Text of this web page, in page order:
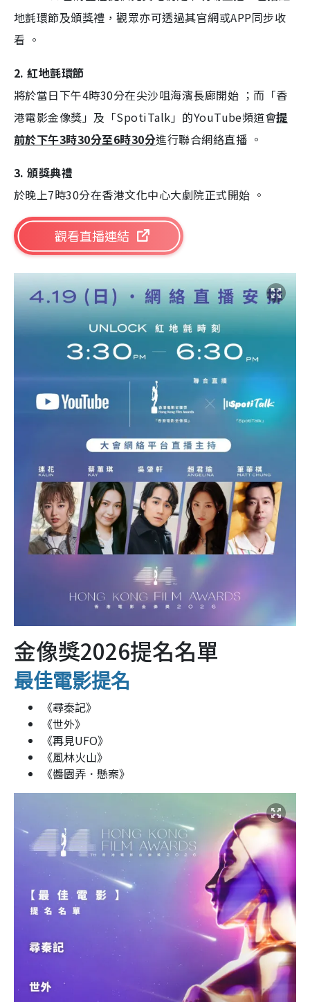
地氈環節及頒獎禮，觀眾亦可透過其官網或APP同步收
看 。
2. 紅地氈環節
將於當日下午4時30分在尖沙咀海濱長廊開始 ；而「香
港電影金像獎」及「SpotiTalk」的YouTube頻道會提
前於下午3時30分至6時30分進行聯合網絡直播 。
3. 頒獎典禮
於晚上7時30分在香港文化中心大劇院正式開始 。
觀看直播連結
金像獎2026提名名單
最佳電影提名
《尋秦記》
《世外》
《再見UFO》
《風林火山》
《醬園弄．懸案》